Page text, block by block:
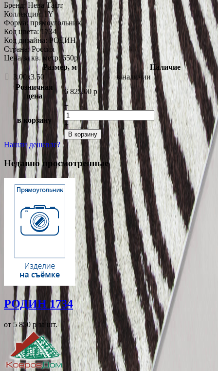
Бренд:Нева Тафт
Коллекция: 1Y
Форма:прямоугольник
Код цвета:1734
Код дизайна: РОДИН
Страна:Россия
Цена за кв. метр: 650p
Размер, м
Наличие
3.00x3.50
в наличии
Розничная
цена
6 825.00p
в корзину
−
+
В корзину
Нашли дешевле?
Недавно просмотренные
РОДИН 1734
от 5 850 p за шт.